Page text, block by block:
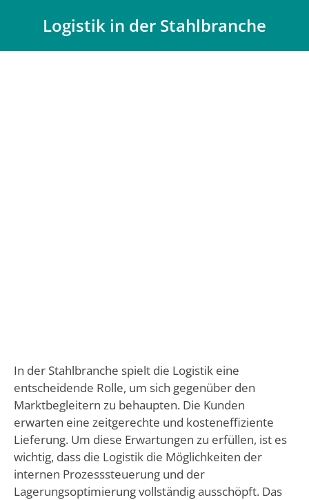
Logistik in der Stahlbranche
In der Stahlbranche spielt die Logistik eine
entscheidende Rolle, um sich gegenüber den
Marktbegleitern zu behaupten. Die Kunden
erwarten eine zeitgerechte und kosteneffiziente
Lieferung. Um diese Erwartungen zu erfüllen, ist es
wichtig, dass die Logistik die Möglichkeiten der
internen Prozesssteuerung und der
Lagerungsoptimierung vollständig ausschöpft. Das